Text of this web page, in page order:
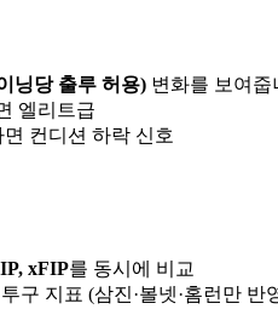
닝당 출루 허용) 변화를 보여줍
엘리트급
컨디션 하락 신호
xFIP를 동시에 비교
구 지표 (삼진·볼넷·홈런만 반